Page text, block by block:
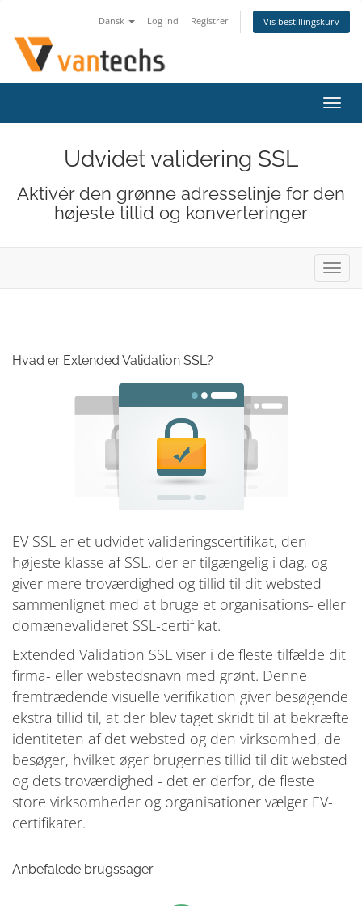
Dansk Log ind Registrer Vis bestillingskurv
Skift
Udvidet validering SSL
Aktivér den grønne adresselinje for den
højeste tillid og konverteringer
Skift
Hvad er Extended Validation SSL?
EV SSL er et udvidet valideringscertifikat, den
højeste klasse af SSL, der er tilgængelig i dag, og
giver mere troværdighed og tillid til dit websted
sammenlignet med at bruge et organisations- eller
domænevalideret SSL-certifikat.
Extended Validation SSL viser i de fleste tilfælde dit
firma- eller webstedsnavn med grønt. Denne
fremtrædende visuelle verifikation giver besøgende
ekstra tillid til, at der blev taget skridt til at bekræfte
identiteten af det websted og den virksomhed, de
besøger, hvilket øger brugernes tillid til dit websted
og dets troværdighed - det er derfor, de fleste
store virksomheder og organisationer vælger EV-
certifikater.
Anbefalede brugssager